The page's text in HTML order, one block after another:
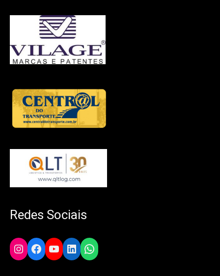
Redes Sociais
Instagram
Facebook
YouTube
LinkedIn
WhatsApp